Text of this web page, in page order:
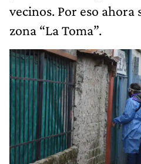
vecinos. Por eso ahora
zona “La Toma”.